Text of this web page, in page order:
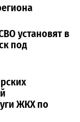
установят в
под
ЖКХ по